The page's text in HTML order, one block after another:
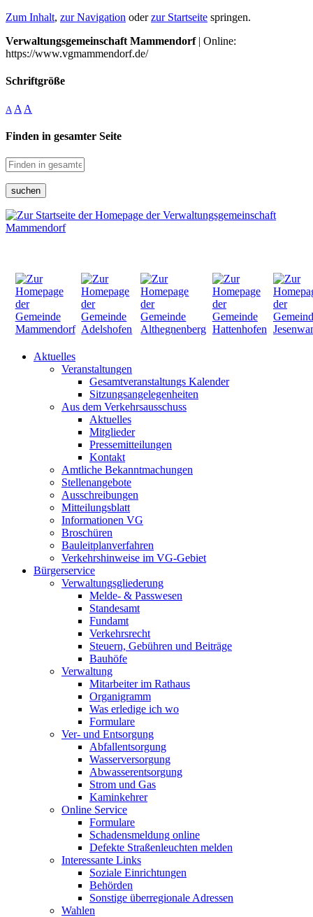
Zum Inhalt, zur Navigation oderzur Startseite springen.
Verwaltungsgemeinschaft Mammendorf| Online:
https://www.vgmammendorf.de/
Schriftgröße
A A A
Finden in gesamter Seite
suchen
Aktuelles
Veranstaltungen
Gesamtveranstaltungs Kalender
Sitzungsangelegenheiten
Aus dem Verkehrsausschuss
Aktuelles
Mitglieder
Pressemitteilungen
Kontakt
Amtliche Bekanntmachungen
Stellenangebote
Ausschreibungen
Mitteilungsblatt
Informationen VG
Broschüren
Bauleitplanverfahren
Verkehrshinweise im VG-Gebiet
Bürgerservice
Verwaltungsgliederung
Melde- & Passwesen
Standesamt
Fundamt
Verkehrsrecht
Steuern, Gebühren und Beiträge
Bauhöfe
Verwaltung
Mitarbeiter im Rathaus
Organigramm
Was erledige ich wo
Formulare
Ver- und Entsorgung
Abfallentsorgung
Wasserversorgung
Abwasserentsorgung
Strom und Gas
Kaminkehrer
Online Service
Formulare
Schadensmeldung online
Defekte Straßenleuchten melden
Interessante Links
Soziale Einrichtungen
Behörden
Sonstige überregionale Adressen
Wahlen